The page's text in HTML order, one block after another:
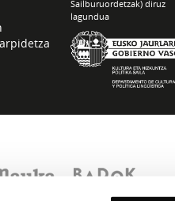
Sailburuordetzak) diruz
lagundua